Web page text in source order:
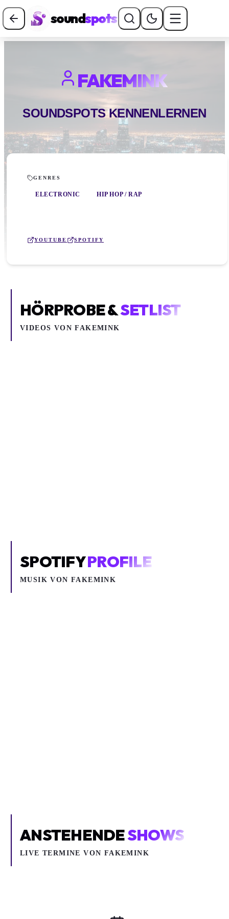
soundspots
FAKEMINK
SOUNDSPOTS KENNENLERNEN
GENRES
ELECTRONIC HIP HOP / RAP
YOUTUBE SPOTIFY
HÖRPROBE &SETLIST
VIDEOS VONFAKEMINK
SPOTIFYPROFILE
MUSIK VONFAKEMINK
ANSTEHENDESHOWS
LIVE TERMINE VON FAKEMINK